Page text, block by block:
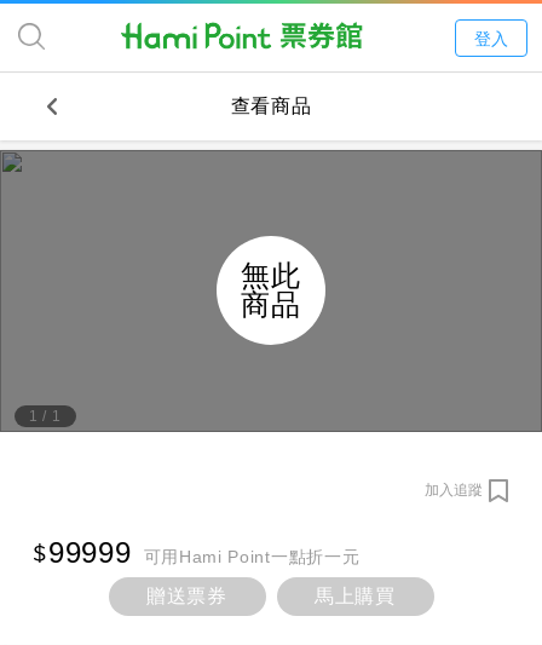
登入
查看商品
1 / 1
無此
商品
加入追蹤
99999 可用Hami Point一點折一元
贈送票券 馬上購買